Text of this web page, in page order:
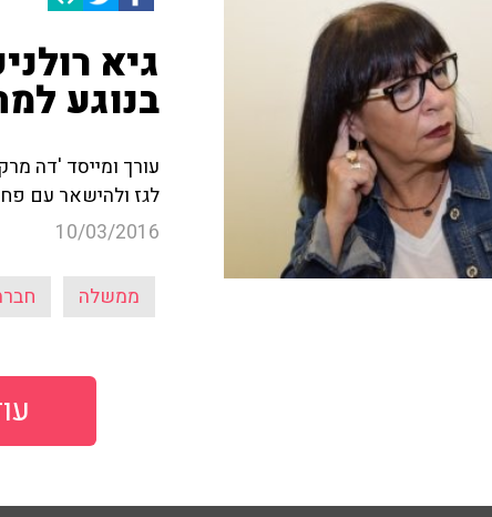
גיא
בנוגע
עורך ומייסד 'דה
לגז ולהישאר עם
10/03/2016
ממשלה